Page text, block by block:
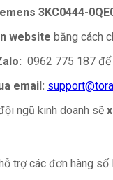
3KC0444-
website bằng cách
0962 775 187
email:
ngũ kinh doanh sẽ
trợ các đơn hàng số